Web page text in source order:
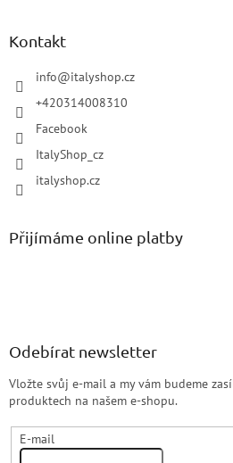
Kontakt
info@italyshop.cz
+420314008310
Facebook
ItalyShop_cz
italyshop.cz
Přijímáme online platby
Odebírat newsletter
Vložte svůj e-mail a my vám budeme
produktech na našem e-shopu.
E-mail